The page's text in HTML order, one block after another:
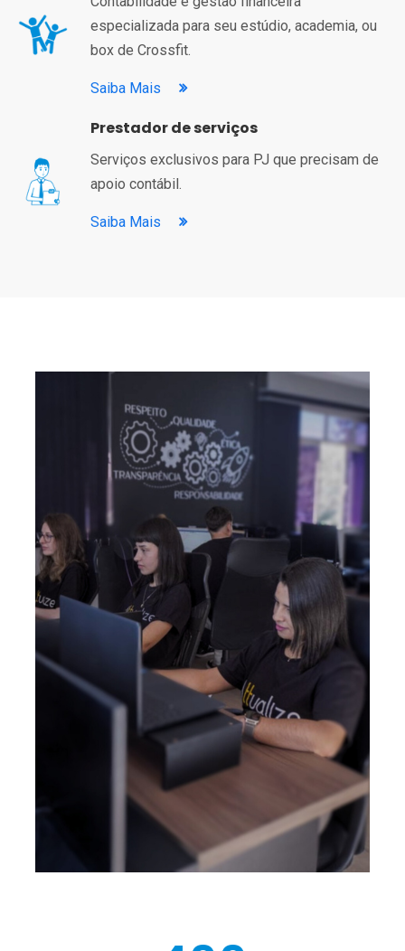
especializada para seu estúdio, academia, ou
box de Crossfit.
Saiba Mais
Prestador de serviços
Serviços exclusivos para PJ que precisam de
apoio contábil.
Saiba Mais